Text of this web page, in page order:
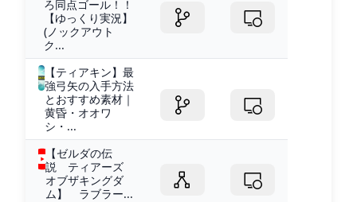
ろ同点ゴール！！
【ゆっくり実況】
(ノックアウト
ク...
【ティアキン】最
強弓矢の入手方法
とおすすめ素材｜
黄昏・オオワ
シ・...
【ゼルダの伝
説 ティアーズ
オブザキングダ
ム】 ラブラー...